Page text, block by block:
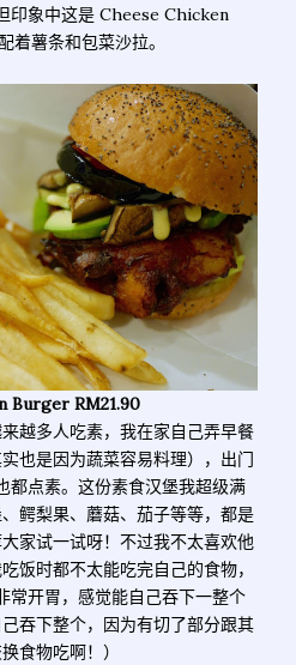
印象中这是 Cheese Chicken
薯条和包菜沙拉。
Burger RM21.90
越多人吃素，我在家自己弄早餐
也是因为蔬菜容易料理），出门
都点素。这份素食汉堡我超级满
鳄梨果、蘑菇、茄子等等，都是
家试一试呀！不过我不太喜欢他
饭时都不太能吃完自己的食物，
常开胃，感觉能自己吞下一整个
吞下整个，因为有切了部分跟其
食物吃啊！）